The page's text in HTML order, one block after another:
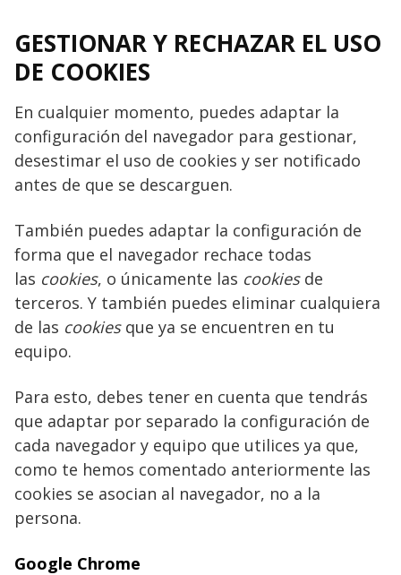
GESTIONAR Y RECHAZAR EL USO
DE COOKIES
En cualquier momento, puedes adaptar la
configuración del navegador para gestionar,
desestimar el uso de cookies y ser notificado
antes de que se descarguen.
También puedes adaptar la configuración de
forma que el navegador rechace todas
las cookies, o únicamente las cookiesde
terceros. Y también puedes eliminar cualquiera
de las cookiesque ya se encuentren en tu
equipo.
Para esto, debes tener en cuenta que tendrás
que adaptar por separado la configuración de
cada navegador y equipo que utilices ya que,
como te hemos comentado anteriormente las
cookies se asocian al navegador, no a la
persona.
Google Chrome